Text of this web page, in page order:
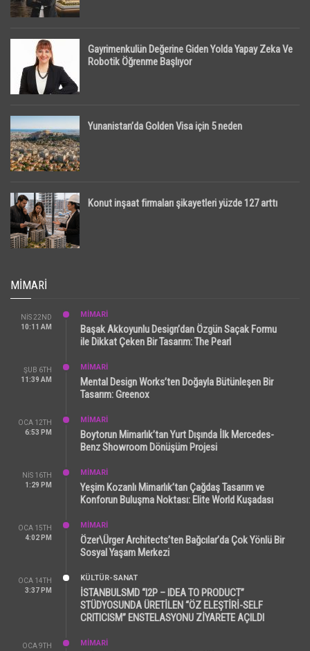
Gayrimenkulün Değerine Giden Yolda Yapay Zeka Ve
Robotik Öğrenme Başlıyor
Yunanistan’da Golden Visa için 5 neden
Konut inşaat firmaları şikayetleri yüzde 127 arttı
MIMARI
NIS 22ND
10:11 AM
MİMARİ
Başak Akkoyunlu Design’dan Özgün Saçak Formu
ile Dikkat Çeken Bir Tasarım: The Pearl
ŞUB 6TH
11:39 AM
MİMARİ
Mental Design Works’ten Doğayla Bütünleşen Bir
Tasarım: Greenox
OCA 12TH
6:53 PM
MİMARİ
Boytorun Mimarlık’tan Yurt Dışında İlk Mercedes-
Benz Showroom Dönüşüm Projesi
NIS 16TH
1:29 PM
MİMARİ
Yeşim Kozanlı Mimarlık’tan Çağdaş Tasarım ve
Konforun Buluşma Noktası: Elite World Kuşadası
OCA 15TH
4:02 PM
MİMARİ
Özer\Ürger Architects’ten Bağcılar’da Çok Yönlü Bir
Sosyal Yaşam Merkezi
OCA 14TH
3:37 PM
KÜLTÜR-SANAT
İSTANBULSMD “I2P – IDEA TO PRODUCT”
STÜDYOSUNDA ÜRETİLEN “ÖZ ELEŞTİRİ-SELF
CRITICISM” ENSTELASYONU ZİYARETE AÇILDI
OCA 9TH
MİMARİ